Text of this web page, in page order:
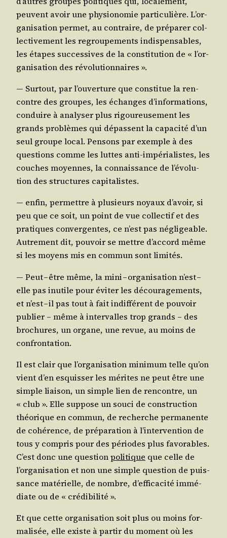
peuvent avoir une phy­sio­no­mie par­ti­cu­lière. L’or­
ga­ni­sa­tion per­met, au contraire, de pré­pa­rer col­
lec­ti­ve­ment les regrou­pe­ments indis­pen­sables,
les étapes suc­ces­sives de la consti­tu­tion de « l’or­
ga­ni­sa­tion des révolutionnaires ».
― Sur­tout, par l’ou­ver­ture que consti­tue la ren­
contre des groupes, les échanges d’in­for­ma­tions,
conduire à ana­ly­ser plus rigou­reu­se­ment les
grands pro­blèmes qui dépassent la capa­ci­té d’un
seul groupe local. Pen­sons par exemple à des
ques­tions comme les luttes anti-impé­ria­listes, les
couches moyennes, la connais­sance de l’é­vo­lu­
tion des struc­tures capitalistes.
― enfin, per­mettre à plu­sieurs noyaux d’a­voir, si
peu que ce soit, un point de vue col­lec­tif et des
pra­tiques conver­gentes, ce n’est pas négli­geable.
Autre­ment dit, pou­voir se mettre d’ac­cord même
si les moyens mis en com­mun sont limités.
― Peut – être même, la mini – orga­ni­sa­tion n’est –
elle pas inutile pour évi­ter les décou­ra­ge­ments,
et n’est – il pas tout à fait indif­fé­rent de pou­voir
publier – même à inter­valles trop grands – des
bro­chures, un organe, une revue, au moins de
confrontation.
Il est clair que l’or­ga­ni­sa­tion mini­mum telle qu’on
vient d’en esquis­ser les mérites ne peut être une
simple liai­son, un simple lien de ren­contre, un
« club ». Elle sup­pose un sou­ci de construc­tion
théo­rique en com­mun, de recherche per­ma­nente
de cohé­rence, de pré­pa­ra­tion à l’in­ter­ven­tion de
tous y com­pris pour des périodes plus favo­rables.
C’est donc une ques­tionpoli­tique que celle de
l’or­ga­ni­sa­tion et non une simple ques­tion de puis­
sance maté­rielle, de nombre, d’ef­fi­ca­ci­té immé­
diate ou de « crédibilité ».
Et que cette orga­ni­sa­tion soit plus ou moins for­
ma­li­sée, elle existe à par­tir du moment où les